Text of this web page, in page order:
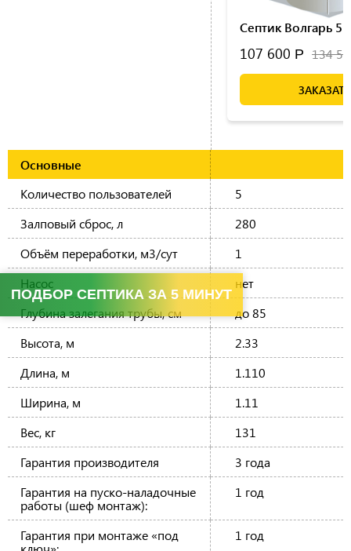
Септик Волгарь 5
107 600 Р 134
ЗАКАЗАТЬ
Основные
Количество пользователей
5
Залповый сброс, л
280
Объём переработки, м3/сут
1
Насос
нет
Глубина залегания трубы, см
до 85
Высота, м
2.33
Длина, м
1.110
Ширина, м
1.11
Вес, кг
131
Гарантия производителя
3 года
Гарантия на пуско-наладочные
работы (шеф монтаж):
1 год
Гарантия при монтаже «под
1 год
ПОДБОР СЕПТИКА ЗА 5 МИНУТ